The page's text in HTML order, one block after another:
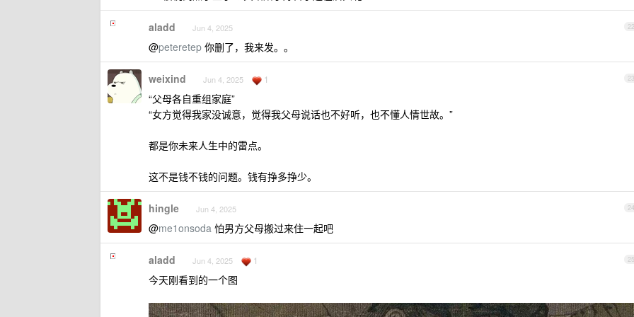
22
aladd Jun 4, 2025
@peteretep 你删了，我来发。。
23
weixind Jun 4, 2025 1
“父母各自重组家庭”
“女方觉得我家没诚意，觉得我父母说话也不好听，也不懂人情世故。”
都是你未来人生中的雷点。
这不是钱不钱的问题。钱有挣多挣少。
24
hingle Jun 4, 2025
@me1onsoda 怕男方父母搬过来住一起吧
25
aladd Jun 4, 2025 1
今天刚看到的一个图